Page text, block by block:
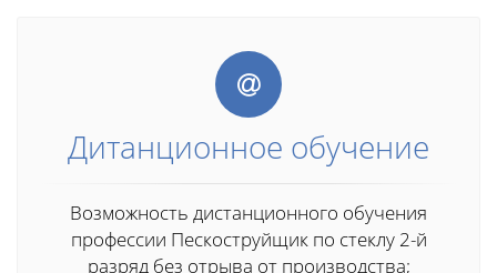
Дитанционное обучение
Возможность дистанционного обучения
профессии Пескоструйщик по стеклу 2-й
разряд без отрыва от производства;